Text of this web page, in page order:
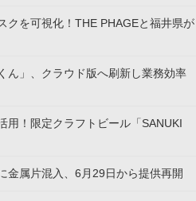
クを可視化！THE PHAGEと福井県が
ん」、クラウド版へ刷新し業務効率
用！限定クラフトビール「SANUKI
金属片混入、6月29日から提供再開